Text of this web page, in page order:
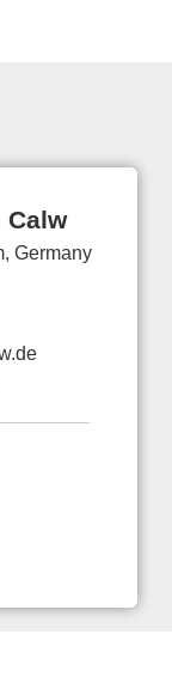
Calw
Germany